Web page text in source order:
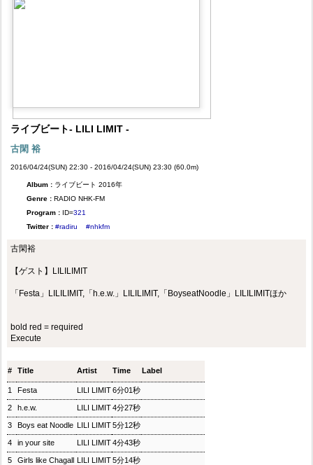
ライブビート- LILI LIMIT -
古閑 裕
2016/04/24(SUN) 22:30 - 2016/04/24(SUN) 23:30 (60.0m)
Album : ライブビート 2016年
Genre : RADIO NHK-FM
Program : ID=321
Twitter : #radiru #nhkfm
古閑裕
【ゲスト】LILILIMIT
「Festa」LILILIMIT,「h.e.w.」LILILIMIT,「BoyseatNoodle」LILILIMITほか
bold red = required
Execute
# Title Artist Time Label
1 Festa LILI LIMIT6分01秒
2 h.e.w. LILI LIMIT4分27秒
3 Boys eat Noodle LILI LIMIT5分12秒
4 in your site LILI LIMIT4分43秒
5 Girls like Chagall LILI LIMIT5分14秒